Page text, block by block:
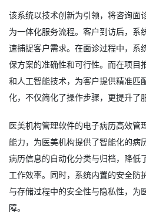
该系统以技术创新为引领，将咨询面
为一体化服务流程。客户到访后，系
速捕捉客户需求。在面诊过程中，系
保方案的准确性和可行性。而在项目
和人工智能技术，为客户提供精准匹
化，不仅简化了操作步骤，更提升了
医美机构管理软件的电子病历高效管
能力，为医美机构提供了智能化的病
病历信息的自动化分类与归档，降低
工作效率。同时，系统内置的安全防
与存储过程中的安全性与隐私性，为
障。